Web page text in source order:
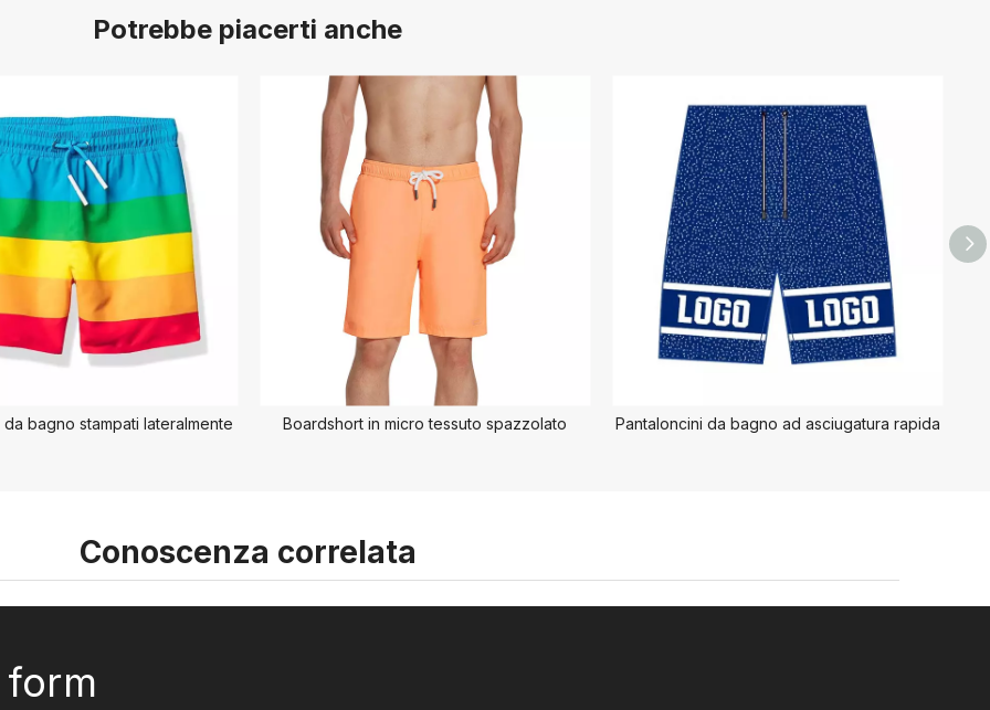
Potrebbe piacerti anche
da bagno stampati lateralmente Boardshort in micro tessuto spazzolato Pantaloncini da bagno ad asciugatura rapida
Conoscenza correlata